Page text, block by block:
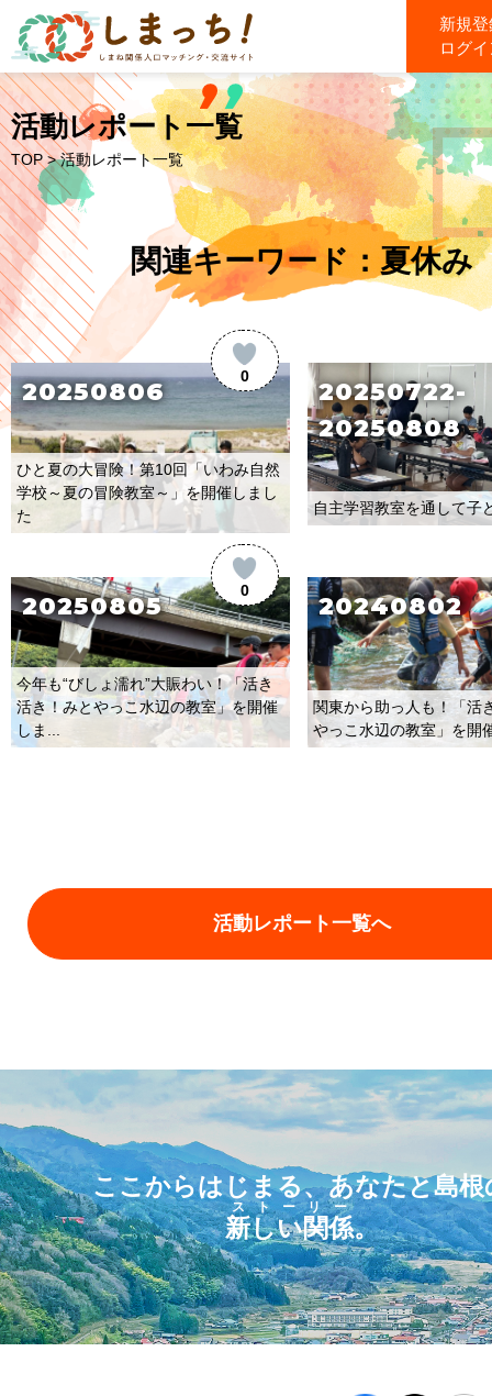
新規
ログ
活動レポート一覧
TOP > 活動レポート一覧
関連キーワード：夏休み
0
20250806
ひと夏の大冒険！第10回「いわみ自然
学校～夏の冒険教室～」を開催しまし
た
20250722-
20250808
自主学習教室を通して子
0
20250805
今年も“びしょ濡れ”大賑わい！「活き
活き！みとやっこ水辺の教室」を開催
しま...
20240802
関東から助っ人も！「活
やっこ水辺の教室」を開
活動レポート一覧へ
ここからはじまる、あなたと島根
新しい関係
ストーリー
。